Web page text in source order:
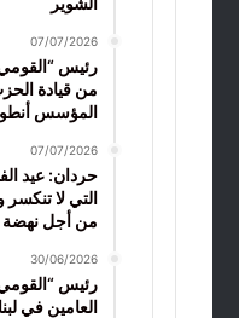
07/07/2026
رئيس
من قيادة
المؤسس
07/07/2026
التي لا
من أجل نهضة
30/06/2026
رئيس
العامين في